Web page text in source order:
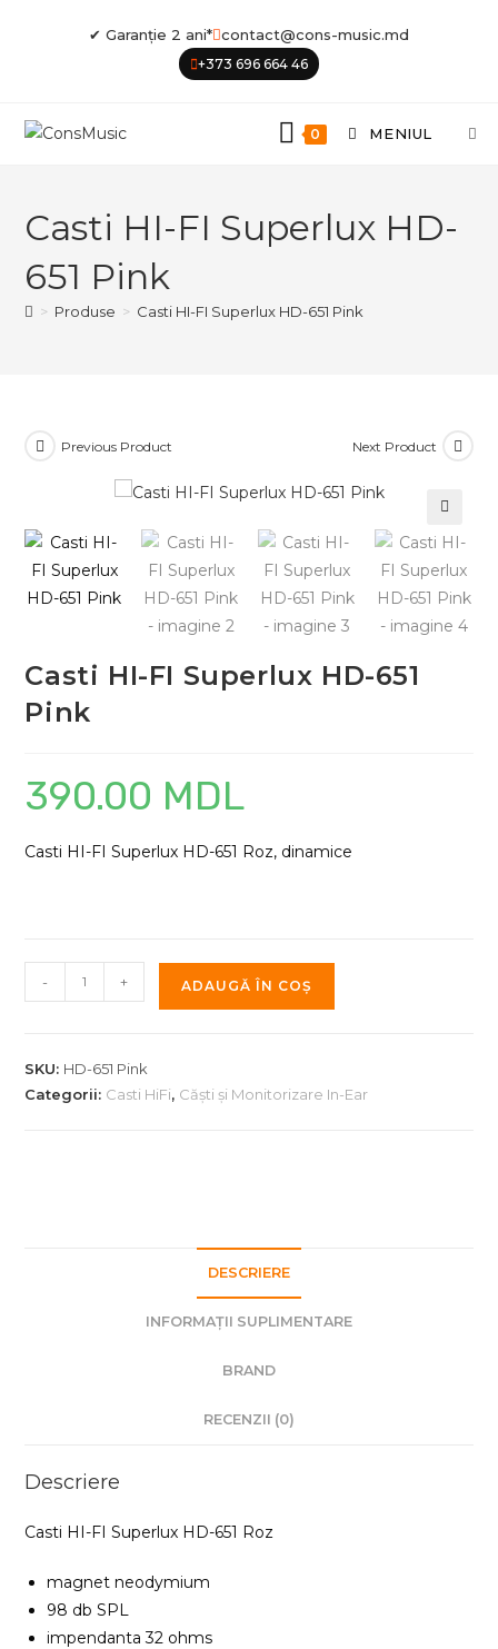
✔ Garanție 2 ani* contact@cons-music.md
+373 696 664 46
0 MENIUL
Casti HI-FI Superlux HD-
651 Pink
> Produse > Casti HI-FI Superlux HD-651 Pink
Previous Product Next Product
Casti HI-FI Superlux HD-651
Pink
390.00 MDL
Casti HI-FI Superlux HD-651 Roz, dinamice
Cantitate
Casti
Superlux
- + ADAUGĂ ÎN COȘ
SKU: HD-651 Pink
Categorii: Casti HiFi, Căști și Monitorizare In-Ear
DESCRIERE
INFORMAȚII SUPLIMENTARE
BRAND
RECENZII (0)
Descriere
Casti HI-FI Superlux HD-651 Roz
magnet neodymium
98 db SPL
impendanta 32 ohms